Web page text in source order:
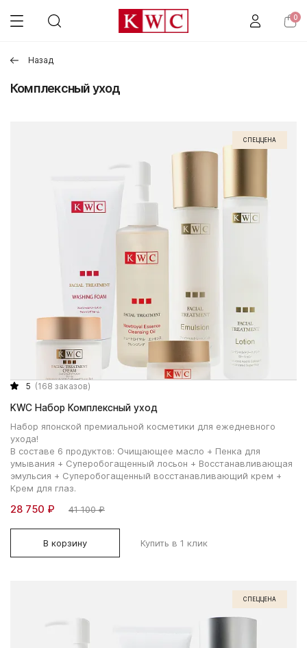
0
Назад
Комплексный уход
СПЕЦЦЕНА
5 (168 заказов)
KWC Набор Комплексный уход
Набор японской премиальной косметики для ежедневного
ухода!
В составе 6 продуктов: Очищающее масло + Пенка для
умывания + Суперобогащенный лосьон + Восстанавливающая
эмульсия + Суперобогащенный восстанавливающий крем +
Крем для глаз.
28 750 ₽ 41 100 ₽
В корзину Купить в 1 клик
СПЕЦЦЕНА